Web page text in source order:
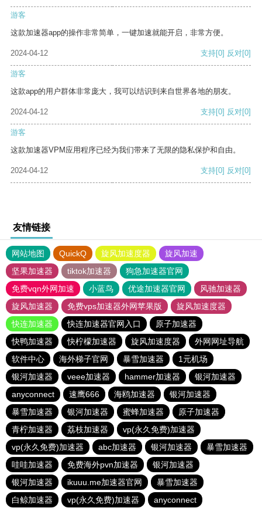
游客
这款加速器app的操作非常简单，一键加速就能开启，非常方便。
2024-04-12 支持[0] 反对[0]
游客
这款app的用户群体非常庞大，我可以结识到来自世界各地的朋友。
2024-04-12 支持[0] 反对[0]
游客
这款加速器VPM应用程序已经为我们带来了无限的隐私保护和自由。
2024-04-12 支持[0] 反对[0]
友情链接
网站地图 QuickQ 旋风加速度器
旋风加速
坚果加速器
tiktok加速器
狗急加速器官网
免费vqn外网加速
小蓝鸟 优途加速器官网
风驰加速器
旋风加速器
免费vps加速器外网苹果版
旋风加速度器
快连加速器
快连加速器官网入口
原子加速器
快鸭加速器
快柠檬加速器 旋风加速度器
外网网址导航
软件中心
海外梯子官网 暴雪加速器
1元机场
银河加速器
veee加速器 hammer加速器
银河加速器
anyconnect
速鹰666 海鸥加速器
银河加速器
暴雪加速器
银河加速器 蜜蜂加速器
原子加速器
青柠加速器
荔枝加速器
vp(永久免费)加速器
vp(永久免费)加速器
abc加速器 银河加速器
暴雪加速器
哇哇加速器
免费海外pvn加速器
银河加速器
银河加速器
ikuuu.me加速器官网
暴雪加速器
白鲸加速器
vp(永久免费)加速器 anyconnect